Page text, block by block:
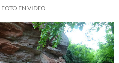
FOTO EN VIDEO